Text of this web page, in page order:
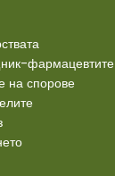
фармацевтите
на спорове